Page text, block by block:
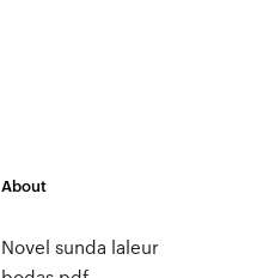
About
Novel sunda laleur